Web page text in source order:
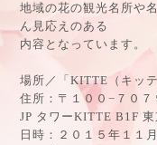
地域の花の観光名所や
ん見応えのある
内容となっています。
場所／「KITTE（キッテ
住所：〒１００−７０
JP タワーKITTE B1F 東
日時：２０１５年１１